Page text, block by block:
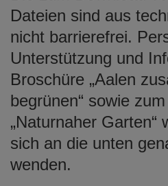
Dateien sind aus
nicht barrierefrei.
Unterstützung und
Broschüre „Aalen
begrünen“ sowie
„Naturnaher Garten“
sich an die unten
wenden.